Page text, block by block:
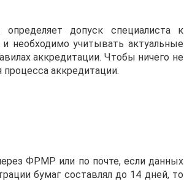
определяет допуск специалиста к
необходимо учитывать актуальные
аккредитации. Чтобы ничего не
аккредитации.
ФРМР или по почте, если данных
бумаг составлял до 14 дней, то